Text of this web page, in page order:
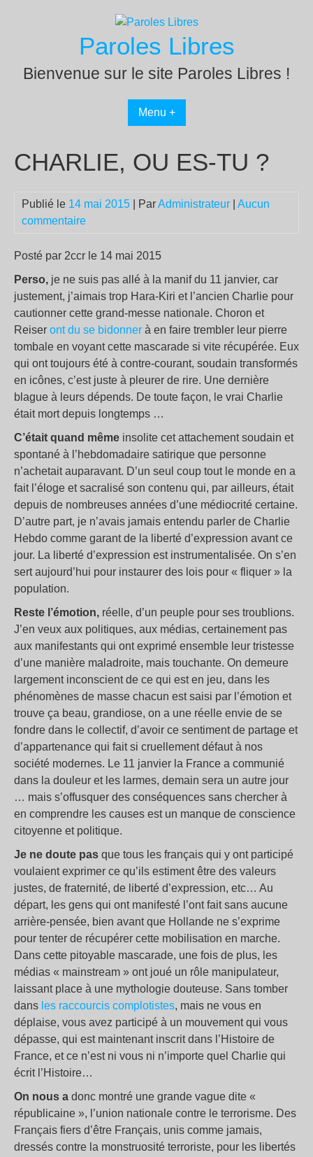
Paroles Libres
Bienvenue sur le site Paroles Libres !
Menu +
CHARLIE, OU ES-TU ?
Publié le 14 mai 2015 | ParAdministrateur
Aucun
commentaire
Posté par 2ccr le 14 mai 2015
Perso, je ne suis pas allé à la manif du 11 janvier, car
justement, j’aimais trop Hara-Kiri et l’ancien Charlie pour
cautionner cette grand-messe nationale. Choron et
Reiser ont du se bidonner à en faire trembler leur pierre
tombale en voyant cette mascarade si vite récupérée. Eux
qui ont toujours été à contre-courant, soudain transformés
en icônes, c’est juste à pleurer de rire. Une dernière
blague à leurs dépends. De toute façon, le vrai Charlie
était mort depuis longtemps …
C’était quand même insolite cet attachement soudain et
spontané à l’hebdomadaire satirique que personne
n’achetait auparavant. D’un seul coup tout le monde en a
fait l’éloge et sacralisé son contenu qui, par ailleurs, était
depuis de nombreuses années d’une médiocrité certaine.
D’autre part, je n’avais jamais entendu parler de Charlie
Hebdo comme garant de la liberté d’expression avant ce
jour. La liberté d’expression est instrumentalisée. On s’en
sert aujourd’hui pour instaurer des lois pour « fliquer » la
population.
Reste l’émotion, réelle, d’un peuple pour ses troublions.
J’en veux aux politiques, aux médias, certainement pas
aux manifestants qui ont exprimé ensemble leur tristesse
d’une manière maladroite, mais touchante. On demeure
largement inconscient de ce qui est en jeu, dans les
phénomènes de masse chacun est saisi par l’émotion et
trouve ça beau, grandiose, on a une réelle envie de se
fondre dans le collectif, d’avoir ce sentiment de partage et
d’appartenance qui fait si cruellement défaut à nos
société modernes. Le 11 janvier la France a communié
dans la douleur et les larmes, demain sera un autre jour
… mais s’offusquer des conséquences sans chercher à
en comprendre les causes est un manque de conscience
citoyenne et politique.
Je ne doute pas que tous les français qui y ont participé
voulaient exprimer ce qu’ils estiment être des valeurs
justes, de fraternité, de liberté d’expression, etc… Au
départ, les gens qui ont manifesté l’ont fait sans aucune
arrière-pensée, bien avant que Hollande ne s’exprime
pour tenter de récupérer cette mobilisation en marche.
Dans cette pitoyable mascarade, une fois de plus, les
médias « mainstream » ont joué un rôle manipulateur,
laissant place à une mythologie douteuse. Sans tomber
dans les raccourcis complotistes, mais ne vous en
déplaise, vous avez participé à un mouvement qui vous
dépasse, qui est maintenant inscrit dans l’Histoire de
France, et ce n’est ni vous ni n’importe quel Charlie qui
écrit l’Histoire…
On nous a donc montré une grande vague dite «
républicaine », l’union nationale contre le terrorisme. Des
Français fiers d’être Français, unis comme jamais,
dressés contre la monstruosité terroriste, pour les libertés